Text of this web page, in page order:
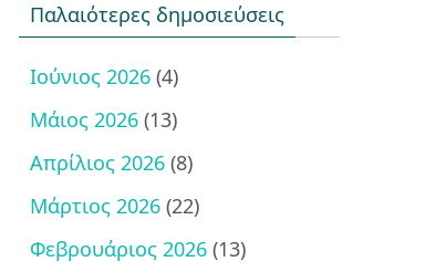
Παλαιότερες δημοσιεύσεις
Ιούνιος 2026 (4)
Μάιος 2026 (13)
Απρίλιος 2026 (8)
Μάρτιος 2026 (22)
Φεβρουάριος 2026 (13)